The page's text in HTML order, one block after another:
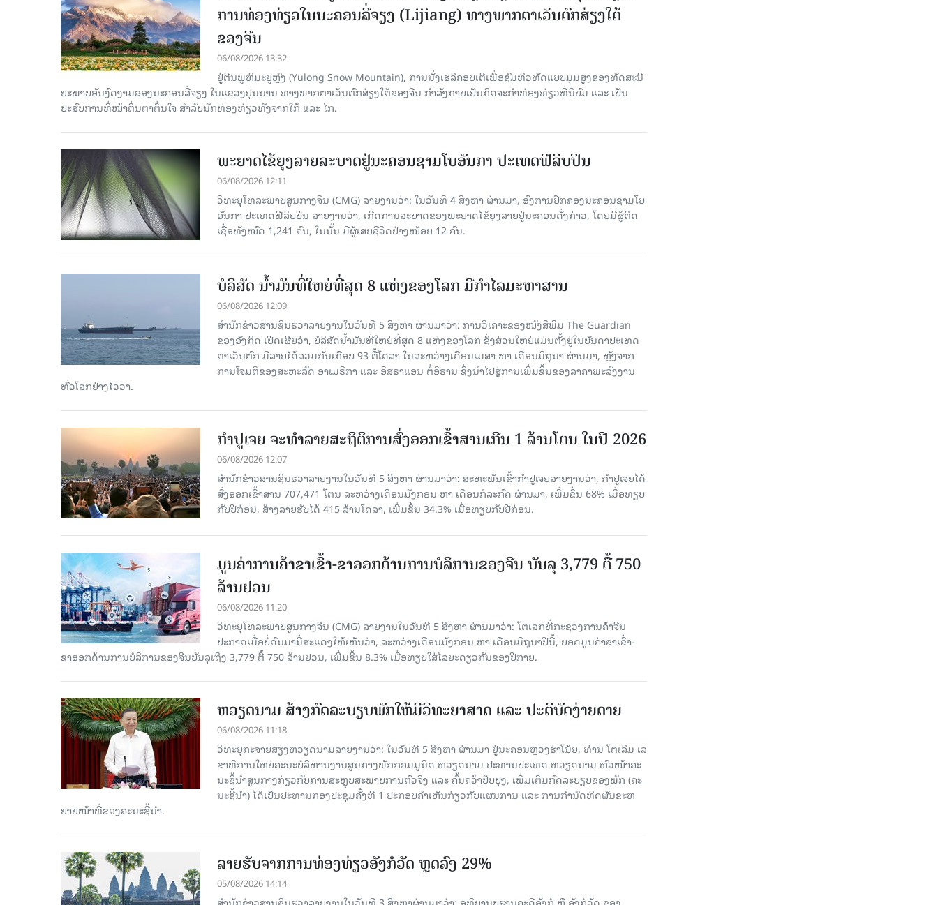
ການທ່ອງທ່ຽວໃນນະຄອນລີ່ຈຽງ (Lijiang) ທາງພາກຕາເວັນຕົກສ່ຽງໃຕ້
ຂອງຈີນ
06/08/2026 13:32
ຢູ່ຕີນພູຫິມະຢູຫຼົງ (Yulong Snow Mountain), ການນັ່ງເຮລິຄອບເຕີເພື່ອຊົມທິວທັດແບບມຸມສູງຂອງທັດສະນີ
ຍະພາບອັນງົດງາມຂອງນະຄອນລີ່ຈຽງ ໃນແຂວງຢຸນນານ ທາງພາກຕາເວັນຕົກສ່ຽງໃຕ້ຂອງຈີນ ກຳລັງກາຍເປັນກິດຈະກຳທ່ອງທ່ຽວທີ່ນິຍົມ ແລະ ເປັນ
ປະສົບການທີ່ໜ້າຕື່ນຕາຕື່ນໃຈ ສຳລັບນັກທ່ອງທ່ຽວທັງຈາກໃກ້ ແລະ ໄກ.
ພະຍາດໄຂ້ຍຸງລາຍລະບາດຢູ່ນະຄອນຊາມໂບ​ອັນກາ ປະເທດຟີລິບປິນ
06/08/2026 12:11
ວິທະຍຸໂທລະພາບສູນກາງຈີນ (CMG) ລາຍງານວ່າ: ໃນວັນທີ 4 ສິງ​ຫາ ຜ່ານມາ, ອົງການ​ປົກ​ຄອງນະຄອນຊາມໂບ​
ອັນກາ ປະເທດຟີລິບປິນ ລາຍ​ງານວ່າ, ເກີດ​ການລະບາດ​ຂອງພະຍາດໄຂ້ຍຸງລາຍຢູ່ນະຄອນດັ່ງກ່າວ, ໂດຍມີຜູ້ຕິດ
ເຊື້ອ​ທັງ​ໝົດ 1,241 ຄົນ, ໃນນັ້ນ ມີຜູ້ເສຍຊີວິດຢ່າງໜ້ອຍ 12 ຄົນ.
ບໍລິສັດ ນ້ຳມັນທີ່ໃຫຍ່ທີ່ສຸດ 8 ແຫ່ງຂອງໂລກ ມີກຳໄລມະຫາສານ
06/08/2026 12:09
ສຳນັກຂ່າວສານຊິນຮວາລາຍງານໃນວັນທີ 5 ສິງຫາ ຜ່ານມາວ່າ: ການວິເຄາະຂອງໜັງສືພິມ The Guardian
ຂອງອັງກິດ ເປີດເຜີຍວ່າ, ບໍລິສັດນ້ຳມັນທີ່ໃຫຍ່ທີ່ສຸດ 8 ແຫ່ງຂອງໂລກ ຊຶ່ງສ່ວນໃຫຍ່ແມ່ນຕັ້ງຢູ່ໃນບັນດາປະເທດ
ຕາເວັນຕົກ ມີລາຍໄດ້ລວມກັນເກືອບ 93 ຕື້ໂດລາ ໃນລະຫວ່າງເດືອນເມສາ ຫາ ເດືອນມິຖຸນາ ຜ່ານມາ, ຫຼັງຈາກ
ການໂຈມຕີຂອງສະຫະລັດ ອາເມຣິກາ ແລະ ອິສຣາແອນ ຕໍ່ອີຣານ ຊຶ່ງນຳໄປສູ່ການເພີ່ມຂຶ້ນຂອງລາຄາພະລັງງານ
ທົ່ວໂລກຢ່າງໄວວາ.
ກຳປູເຈຍ ຈະທຳລາຍສະຖິຕິການສົ່ງອອກເຂົ້າສານເກີນ 1 ລ້ານໂຕນ ໃນປີ 2026
06/08/2026 12:07
ສຳນັກຂ່າວສານຊິນຮວາລາຍງານໃນວັນທີ 5 ສິງຫາ ຜ່ານມາວ່າ: ສະຫະພັນເຂົ້າກຳປູເຈຍລາຍງານວ່າ, ກໍາປູເຈຍໄດ້
ສົ່ງອອກເຂົ້າສານ 707,471 ໂຕນ ລະຫວ່າງເດືອນມັງກອນ ຫາ ເດືອນກໍລະກົດ ຜ່ານມາ, ເພີ່ມຂຶ້ນ 68% ເມື່ອທຽບ
ກັບປີກ່ອນ, ສ້າງລາຍຮັບໄດ້ 415 ລ້ານໂດລາ, ເພີ່ມຂຶ້ນ 34.3% ເມື່ອທຽບກັບປີກ່ອນ.
ມູນຄ່າການຄ້າຂາເຂົ້າ-ຂາອອກດ້ານການບໍລິການຂອງຈີນ ບັນລຸ 3,779 ຕື້ 750
ລ້ານຢວນ
06/08/2026 11:20
ວິທະຍຸໂທລະພາບສູນກາງຈີນ (CMG) ລາຍງານໃນວັນທີ 5 ສິງຫາ ຜ່ານມາວ່າ: ໂຕເລກທີ່ກະຊວງການຄ້າຈີນ
ປະກາດເມື່ອບໍ່ດົນມານີ້ສະແດງໃຫ້ເຫັນວ່າ, ລະຫວ່າງເດືອນມັງກອນ ຫາ ເດືອນມິຖຸນາປີນີ້, ຍອດມູນຄ່າຂາເຂົ້າ-
ຂາອອກດ້ານການບໍລິການຂອງຈີນບັນລຸເຖິງ 3,779 ຕື້ 750 ລ້ານຢວນ, ເພີ່ມຂຶ້ນ 8.3% ເມື່ອທຽບໃສ່ໄລຍະດຽວກັນຂອງປີກາຍ.
ຫວຽດນາມ ສ້າງກົດລະບຽບພັກໃຫ້ມີວິທະຍາສາດ ແລະ ປະຕິບັດງ່າຍດາຍ
06/08/2026 11:18
ວິທະຍຸກະຈາຍສຽງຫວຽດນາມລາຍງານວ່າ: ໃນ​ວັນ​ທີ 5 ສິງ​ຫາ ຜ່ານມາ ຢູ່ນະຄອນຫຼວງຮ່າ​ໂນ້ຍ, ທ່ານ ໂຕ​ເລິມ ເລ​
ຂາ​ທິ​ການ​ໃຫຍ່​ຄະ​ນະ​ບໍ​ລິ​ຫານ​ງານ​ສູນ​ກາງ​ພັກ​ກອມ​ມູ​ນິດ ຫວຽດ​ນາມ ປະ​ທານ​ປະ​ເທດ ຫວຽດ​ນາມ ຫົວ​ໜ້າ​ຄະ​
ນະ​ຊີ້​ນຳ​ສູນ​ກາງ​ກ່ຽວ​ກັບ​ການ​ສະ​ຫຼຸບ​ສະ​ພ​າບ​ການ​ຕົວ​ຈິງ ແລະ ຄົ້ນ​ຄວ້າ​ປັບ​ປຸງ, ເພີ່ມ​ເຕີມ​ກົດ​ລະ​ບຽບ​ຂອງ​ພັກ (ຄະ​
ນະ​ຊີ້​ນຳ) ໄດ້​ເປັນ​ປະ​ທານກອງ​ປະ​ຊຸມ​ຄັ້ງ​ທີ 1 ປະ​ກອບ​ຄຳ​ເຫັນ​ກ່ຽວ​ກັບ​ແຜນ​ການ ແລະ ການ​ກຳ​ນົດ​ທິດ​ຜັນ​ຂະ​ຫ
ຍາຍ​ໜ້າ​ທີ່​ຂອງ​ຄະ​ນະ​ຊີ້​ນຳ.
ລາຍຮັບຈາກການທ່ອງທ່ຽວອັງກໍວັດ ຫຼດລົງ 29%
05/08/2026 14:14